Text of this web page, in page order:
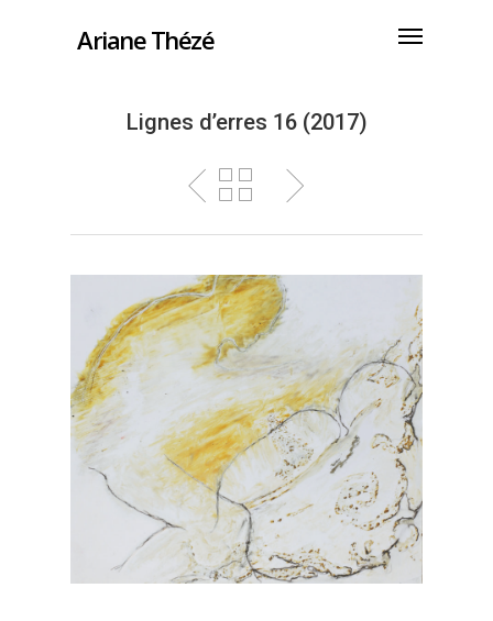
Ariane Thézé
Lignes d’erres 16 (2017)